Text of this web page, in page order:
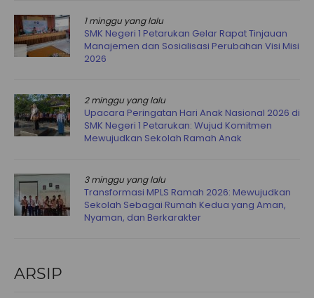
1 minggu yang lalu
SMK Negeri 1 Petarukan Gelar Rapat Tinjauan
Manajemen dan Sosialisasi Perubahan Visi Misi
2026
2 minggu yang lalu
Upacara Peringatan Hari Anak Nasional 2026 di
SMK Negeri 1 Petarukan: Wujud Komitmen
Mewujudkan Sekolah Ramah Anak
3 minggu yang lalu
Transformasi MPLS Ramah 2026: Mewujudkan
Sekolah Sebagai Rumah Kedua yang Aman,
Nyaman, dan Berkarakter
ARSIP